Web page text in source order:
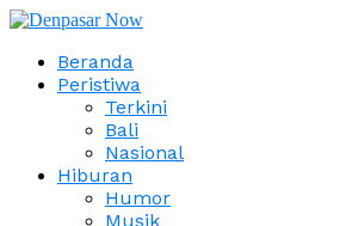
Beranda
Peristiwa
Terkini
Bali
Nasional
Hiburan
Humor
Musik